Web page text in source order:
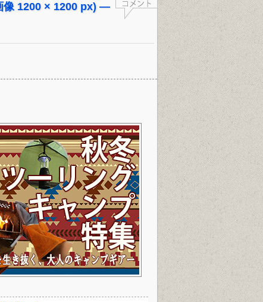
像 1200 × 1200 px) —